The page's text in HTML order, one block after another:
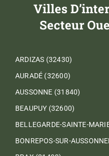
Villes
Secteur
ARDIZAS (32430)
AURADÉ (32600)
AUSSONNE (31840)
BEAUPUY (32600)
BELLEGARDE-SAINTE-
BONREPOS-SUR-